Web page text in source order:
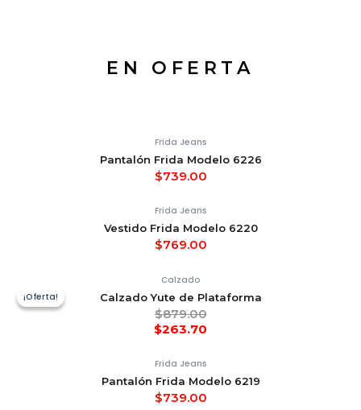
EN OFERTA
Frida Jeans
Pantalón Frida Modelo 6226
$739.00
Frida Jeans
Vestido Frida Modelo 6220
$769.00
¡Oferta!
¡Oferta!
Calzado
Calzado Yute de Plataforma
$879.00
$263.70
Frida Jeans
Pantalón Frida Modelo 6219
$739.00